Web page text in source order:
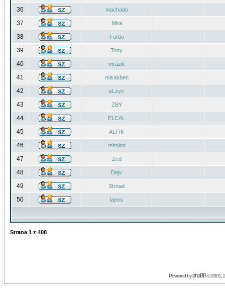
36 machado
37 Mira
38 Furbo
39 Tony
40 mrazik
41 misakben
42 eLzyx
43 ZBY
44 ELCAL
45 ALFIK
46 mholod
47 Zed
48 Dejv
49 Strnad
50 lapos
Strana 1 z 408
Powered byphpBB© 2001,